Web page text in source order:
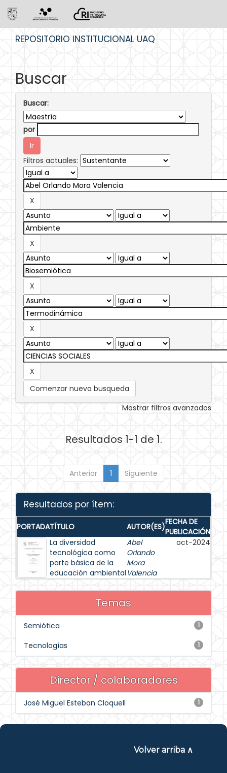
REPOSITORIO INSTITUCIONAL UAQ
Buscar
Buscar:
por
Filtros actuales:
Comenzar nueva busqueda
Mostrar filtros avanzados
Resultados 1-1 de 1.
Anterior 1 Siguiente
Resultados por ítem:
PORTADATÍTULO AUTOR(ES)FECHA DE
PUBLICACIÓN
La diversidad
tecnológica como
parte básica de la
educación ambiental
Abel
Orlando
Mora
Valencia
oct-2024
Temas
1
Semiótica
1
Tecnologías
Director / colaboradores
1
José Miguel Esteban Cloquell
Volver arriba ∧